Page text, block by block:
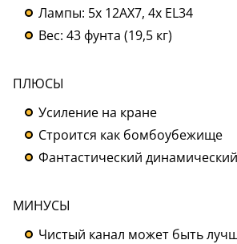
Лампы: 5x 12AX7, 4x EL34
Вес: 43 фунта (19,5 кг)
ПЛЮСЫ
Усиление на кране
Строится как бомбоубежище
Фантастический
МИНУСЫ
Чистый канал может быть